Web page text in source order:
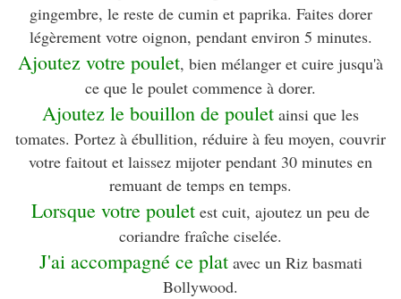
gingembre, le reste de cumin et paprika. Faites dorer
légèrement votre oignon, pendant environ 5 minutes.
Ajoutez votre poulet, bien mélanger et cuire jusqu'à
ce que le poulet commence à dorer.
Ajoutez le bouillon de poulet ainsi que les
tomates. Portez à ébullition, réduire à feu moyen, couvrir
votre faitout et laissez mijoter pendant 30 minutes en
remuant de temps en temps.
Lorsque votre poulet est cuit, ajoutez un peu de
coriandre fraîche ciselée.
J'ai accompagné ce platavec un Riz basmati
Bollywood.